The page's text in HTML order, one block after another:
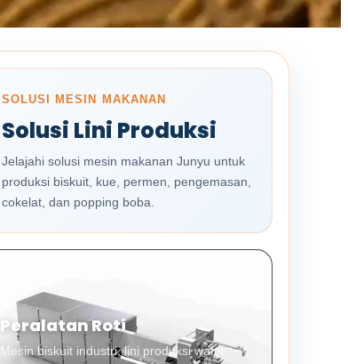
SOLUSI MESIN MAKANAN
Solusi Lini Produksi
Jelajahi solusi mesin makanan Junyu untuk
produksi biskuit, kue, permen, pengemasan,
cokelat, dan popping boba.
Peralatan Roti
Mesin biskuit industri, lini produksi wafer,